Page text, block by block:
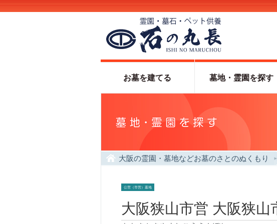
お墓を建てる 墓地・霊園を探す
大阪の霊園・墓地などお墓のさとのぬくもり
公営（市営）墓地
大阪狭山市営 大阪狭山